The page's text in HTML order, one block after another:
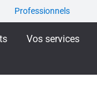
Professionnels
Vos services